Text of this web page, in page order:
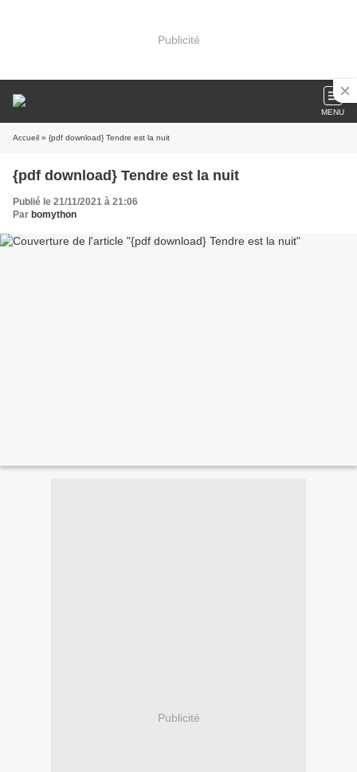
Publicité
MENU
Accueil » {pdf download} Tendre est la nuit
{pdf download} Tendre est la nuit
Publié le 21/11/2021 à 21:06
Par bomython
Publicité